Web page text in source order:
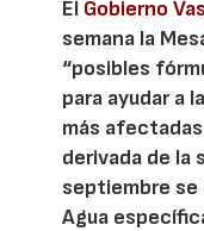
El Gobierno
semana la
“posibles
para ayudar a
más
derivada de la
septiembre se
Agua